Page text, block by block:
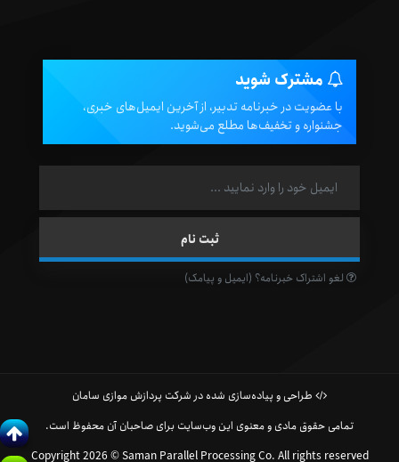
مشترک شوید
با عضویت در خبرنامه تدبیر، از آخرین ایمیل‌های خبری،
جشنواره و تخفیف‌ها مطلع می‌شوید.
لغو اشتراک خبرنامه؟ (ایمیل و پیامک)
طراحی و پیاده‌سازی شده در شرکت پردازش موازی سامان
تمامی حقوق مادی و معنوی این وب‌سایت برای صاحبان آن محفوظ است.
Copyright 2026 © Saman Parallel Processing Co. All rights reserved